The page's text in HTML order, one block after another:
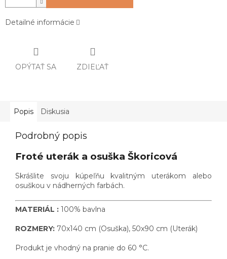
Detailné informácie
OPÝTAŤ SA ZDIEĽAŤ
Popis Diskusia
Podrobný popis
Froté uterák a osuška Škoricová
Skrášlite svoju kúpeľňu kvalitným uterákom alebo
osuškou v nádherných farbách.
MATERIÁL : 100% bavlna
ROZMERY: 70x140 cm (Osuška), 50x90 cm (Uterák)
Produkt je vhodný na pranie do 60 °C.